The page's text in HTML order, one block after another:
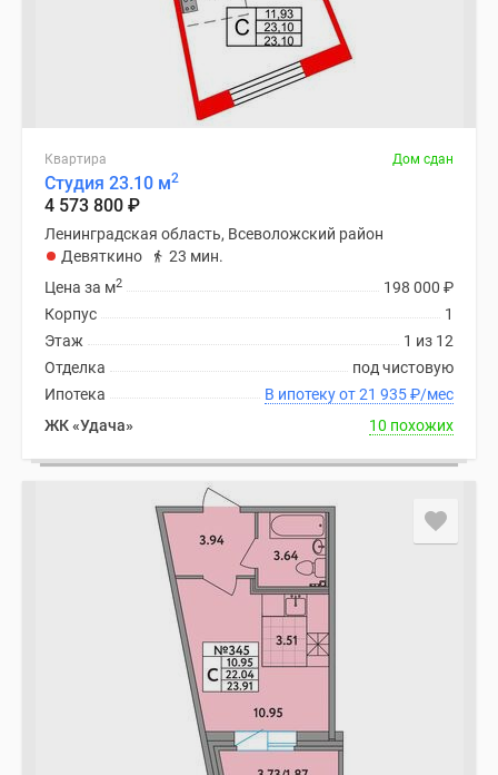
Квартира Дом сдан
Студия 23.10 м2
4 573 800 ₽
Ленинградская область, Всеволожский район
Девяткино
23 мин.
198 000 ₽
Цена за м2
1
Корпус
1 из 12
Этаж
под чистовую
Отделка
В ипотеку от 21 935₽/мес
Ипотека
ЖК «Удача»
10 похожих